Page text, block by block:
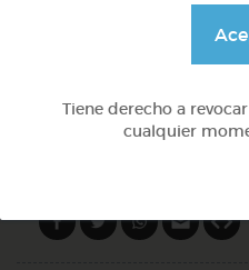
Tiene derecho a
cualquier